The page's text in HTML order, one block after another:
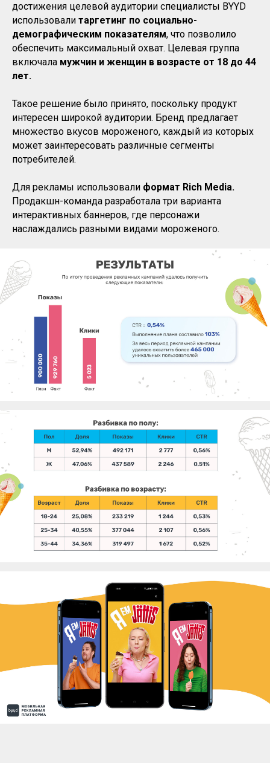
достижения целевой аудитории специалисты BYYD
использовали таргетинг по социально-
демографическим показателям, что позволило
обеспечить максимальный охват. Целевая группа
включала мужчин и женщин в возрасте от 18 до 44
лет.
Такое решение было принято, поскольку продукт
интересен широкой аудитории. Бренд предлагает
множество вкусов мороженого, каждый из которых
может заинтересовать различные сегменты
потребителей.
Для рекламы использовали формат Rich Media.
Продакшн-команда разработала три варианта
интерактивных баннеров, где персонажи
наслаждались разными видами мороженого.